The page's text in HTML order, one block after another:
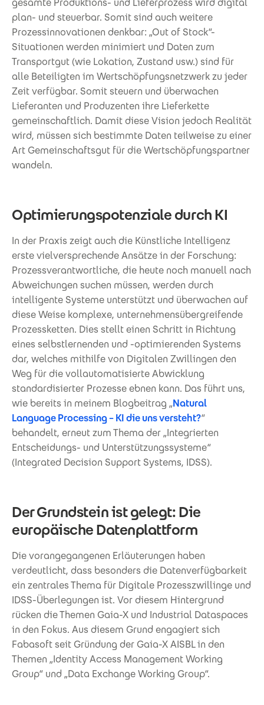
plan- und steuerbar. Somit sind auch weitere
Prozessinnovationen denkbar: „Out of Stock“-
Situationen werden minimiert und Daten zum
Transportgut (wie Lokation, Zustand usw.) sind für
alle Beteiligten im Wertschöpfungsnetzwerk zu jeder
Zeit verfügbar. Somit steuern und überwachen
Lieferanten und Produzenten ihre Lieferkette
gemeinschaftlich. Damit diese Vision jedoch Realität
wird, müssen sich bestimmte Daten teilweise zu einer
Art Gemeinschaftsgut für die Wertschöpfungspartner
wandeln.
Optimierungspotenziale durch KI
In der Praxis zeigt auch die Künstliche Intelligenz
erste vielversprechende Ansätze in der Forschung:
Prozessverantwortliche, die heute noch manuell nach
Abweichungen suchen müssen, werden durch
intelligente Systeme unterstützt und überwachen auf
diese Weise komplexe, unternehmensübergreifende
Prozessketten. Dies stellt einen Schritt in Richtung
eines selbstlernenden und -optimierenden Systems
dar, welches mithilfe von Digitalen Zwillingen den
Weg für die vollautomatisierte Abwicklung
standardisierter Prozesse ebnen kann. Das führt uns,
wie bereits in meinem Blogbeitrag „Natural
Language Processing – KI die uns versteht?“
behandelt, erneut zum Thema der „Integrierten
Entscheidungs- und Unterstützungssysteme“
(Integrated Decision Support Systems, IDSS).
Der Grundstein ist gelegt: Die
europäische Datenplattform
Die vorangegangenen Erläuterungen haben
verdeutlicht, dass besonders die Datenverfügbarkeit
ein zentrales Thema für Digitale Prozesszwillinge und
IDSS-Überlegungen ist. Vor diesem Hintergrund
rücken die Themen Gaia-X und Industrial Dataspaces
in den Fokus. Aus diesem Grund engagiert sich
Fabasoft seit Gründung der Gaia-X AISBL in den
Themen „Identity Access Management Working
Group“ und „Data Exchange Working Group“.